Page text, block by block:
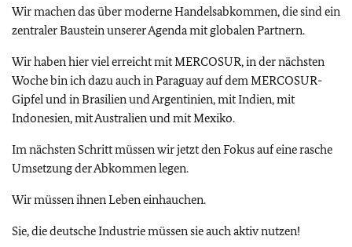
Wir machen das über moderne Handelsabkommen, die sind ein
zentraler Baustein unserer Agenda mit globalen Partnern.
Wir haben hier viel erreicht mit MERCOSUR, in der nächsten
Woche bin ich dazu auch in Paraguay auf dem MERCOSUR-
Gipfel und in Brasilien und Argentinien, mit Indien, mit
Indonesien, mit Australien und mit Mexiko.
Im nächsten Schritt müssen wir jetzt den Fokus auf eine rasche
Umsetzung der Abkommen legen.
Wir müssen ihnen Leben einhauchen.
Sie, die deutsche Industrie müssen sie auch aktiv nutzen!